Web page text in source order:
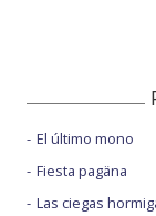
El último mono
Fiesta pagäna
Las ciegas